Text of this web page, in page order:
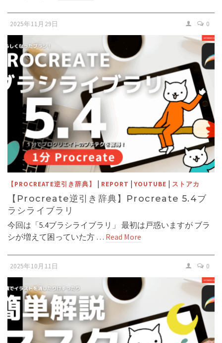
2025年11月29日 0
【PROCREATE逆引き辞典】 | REPORT |YOUTUBE | ストアカ
【Procreate逆引き辞典】Procreate 5.4ブ
ラシライブラリ
今回は「5.4ブラシライブラリ」 最初は戸惑いますが ブラ
シが増えて困っていた方 … Read More
2025年10月11日 0